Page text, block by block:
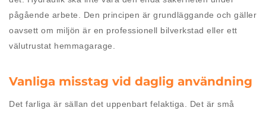
pågående arbete. Den principen är grundläggande och gäller
oavsett om miljön är en professionell bilverkstad eller ett
välutrustat hemmagarage.
Vanliga misstag vid daglig användning
Det farliga är sällan det uppenbart felaktiga. Det är små